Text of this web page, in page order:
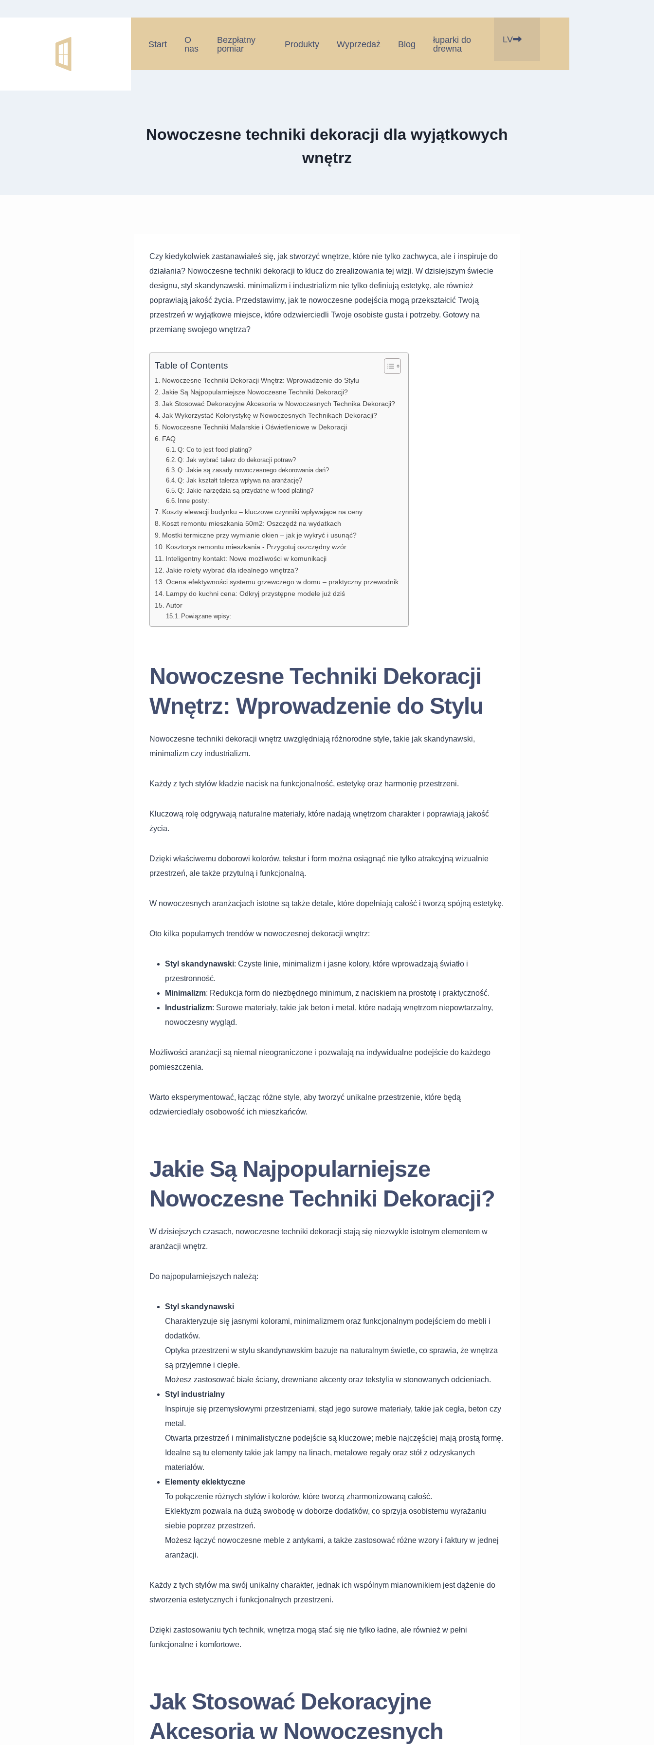
Start
O
nas
Bezpłatny
pomiar
Produkty Wyprzedaż Blog
łuparki do
drewna
LV
Nowoczesne techniki dekoracji dla wyjątkowych
wnętrz
Czy kiedykolwiek zastanawiałeś się, jak stworzyć wnętrze, które nie tylko zachwyca, ale i inspiruje do
działania? Nowoczesne techniki dekoracji to klucz do zrealizowania tej wizji. W dzisiejszym świecie
designu, styl skandynawski, minimalizm i industrializm nie tylko definiują estetykę, ale również
poprawiają jakość życia. Przedstawimy, jak te nowoczesne podejścia mogą przekształcić Twoją
przestrzeń w wyjątkowe miejsce, które odzwierciedli Twoje osobiste gusta i potrzeby. Gotowy na
przemianę swojego wnętrza?
Table of Contents
Nowoczesne Techniki Dekoracji Wnętrz: Wprowadzenie do Stylu
Jakie Są Najpopularniejsze Nowoczesne Techniki Dekoracji?
Jak Stosować Dekoracyjne Akcesoria w Nowoczesnych Technika Dekoracji?
Jak Wykorzystać Kolorystykę w Nowoczesnych Technikach Dekoracji?
Nowoczesne Techniki Malarskie i Oświetleniowe w Dekoracji
FAQ
Q: Co to jest food plating?
Q: Jak wybrać talerz do dekoracji potraw?
Q: Jakie są zasady nowoczesnego dekorowania dań?
Q: Jak kształt talerza wpływa na aranżację?
Q: Jakie narzędzia są przydatne w food plating?
Inne posty:
Koszty elewacji budynku – kluczowe czynniki wpływające na ceny
Koszt remontu mieszkania 50m2: Oszczędź na wydatkach
Mostki termiczne przy wymianie okien – jak je wykryć i usunąć?
Kosztorys remontu mieszkania - Przygotuj oszczędny wzór
Inteligentny kontakt: Nowe możliwości w komunikacji
Jakie rolety wybrać dla idealnego wnętrza?
Ocena efektywności systemu grzewczego w domu – praktyczny przewodnik
Lampy do kuchni cena: Odkryj przystępne modele już dziś
Autor
Powiązane wpisy:
Nowoczesne Techniki Dekoracji
Wnętrz: Wprowadzenie do Stylu
Nowoczesne techniki dekoracji wnętrz uwzględniają różnorodne style, takie jak skandynawski,
minimalizm czy industrializm.
Każdy z tych stylów kładzie nacisk na funkcjonalność, estetykę oraz harmonię przestrzeni.
Kluczową rolę odgrywają naturalne materiały, które nadają wnętrzom charakter i poprawiają jakość
życia.
Dzięki właściwemu doborowi kolorów, tekstur i form można osiągnąć nie tylko atrakcyjną wizualnie
przestrzeń, ale także przytulną i funkcjonalną.
W nowoczesnych aranżacjach istotne są także detale, które dopełniają całość i tworzą spójną estetykę.
Oto kilka popularnych trendów w nowoczesnej dekoracji wnętrz:
Styl skandynawski: Czyste linie, minimalizm i jasne kolory, które wprowadzają światło i
przestronność.
Minimalizm: Redukcja form do niezbędnego minimum, z naciskiem na prostotę i praktyczność.
Industrializm: Surowe materiały, takie jak beton i metal, które nadają wnętrzom niepowtarzalny,
nowoczesny wygląd.
Możliwości aranżacji są niemal nieograniczone i pozwalają na indywidualne podejście do każdego
pomieszczenia.
Warto eksperymentować, łącząc różne style, aby tworzyć unikalne przestrzenie, które będą
odzwierciedlały osobowość ich mieszkańców.
Jakie Są Najpopularniejsze
Nowoczesne Techniki Dekoracji?
W dzisiejszych czasach, nowoczesne techniki dekoracji stają się niezwykle istotnym elementem w
aranżacji wnętrz.
Do najpopularniejszych należą:
Styl skandynawski
Charakteryzuje się jasnymi kolorami, minimalizmem oraz funkcjonalnym podejściem do mebli i
dodatków.
Optyka przestrzeni w stylu skandynawskim bazuje na naturalnym świetle, co sprawia, że wnętrza
są przyjemne i ciepłe.
Możesz zastosować białe ściany, drewniane akcenty oraz tekstylia w stonowanych odcieniach.
Styl industrialny
Inspiruje się przemysłowymi przestrzeniami, stąd jego surowe materiały, takie jak cegła, beton czy
metal.
Otwarta przestrzeń i minimalistyczne podejście są kluczowe; meble najczęściej mają prostą formę.
Idealne są tu elementy takie jak lampy na linach, metalowe regały oraz stół z odzyskanych
materiałów.
Elementy eklektyczne
To połączenie różnych stylów i kolorów, które tworzą zharmonizowaną całość.
Eklektyzm pozwala na dużą swobodę w doborze dodatków, co sprzyja osobistemu wyrażaniu
siebie poprzez przestrzeń.
Możesz łączyć nowoczesne meble z antykami, a także zastosować różne wzory i faktury w jednej
aranżacji.
Każdy z tych stylów ma swój unikalny charakter, jednak ich wspólnym mianownikiem jest dążenie do
stworzenia estetycznych i funkcjonalnych przestrzeni.
Dzięki zastosowaniu tych technik, wnętrza mogą stać się nie tylko ładne, ale również w pełni
funkcjonalne i komfortowe.
Jak Stosować Dekoracyjne
Akcesoria w Nowoczesnych